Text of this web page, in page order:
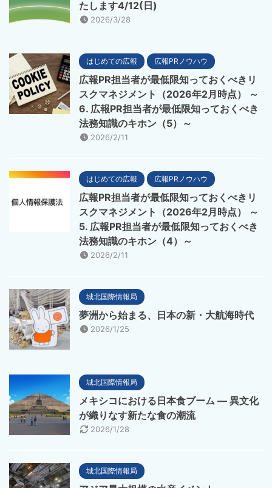
たします4/12(日)
2026/3/28
はじめての広報 広報PRノウハウ
広報PR担当者が最低限知っておくべきリ
スクマネジメント（2026年2月時点） ～
6. 広報PR担当者が最低限知っておくべき
法務知識のキホン（5）～
2026/2/11
はじめての広報 広報PRノウハウ
広報PR担当者が最低限知っておくべきリ
スクマネジメント（2026年2月時点） ～
5. 広報PR担当者が最低限知っておくべき
法務知識のキホン（4）～
2026/2/11
城北国際情報局
夢洲から始まる、日本の新・大航海時代
2026/1/25
城北国際情報局
メキシコにおける日本食ブーム ― 異文化
が織りなす新たな食の潮流
2026/1/28
城北国際情報局